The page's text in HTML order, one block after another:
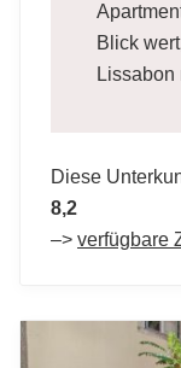
Blick
Diese
8,2
–> verfügbare